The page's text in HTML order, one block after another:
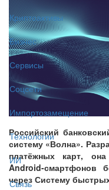
Криптоактивы
Бизнес
Сервисы
Соцсети
Импортозамещение
Технологии
ИИ
Связь
Российский
систему «Волна».
платёжных карт,
Android-смартфонов
через Систему